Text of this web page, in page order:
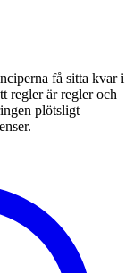
få sitta kvar i
regler är regler och
plötsligt